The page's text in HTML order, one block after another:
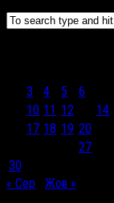
3 4 5 6
10 11 12 14
17 18 19 20
27
30
« Сер
Жов »